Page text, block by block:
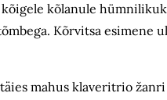
kõlanule
Kõrvitsa esimene
mahus klaveritrio